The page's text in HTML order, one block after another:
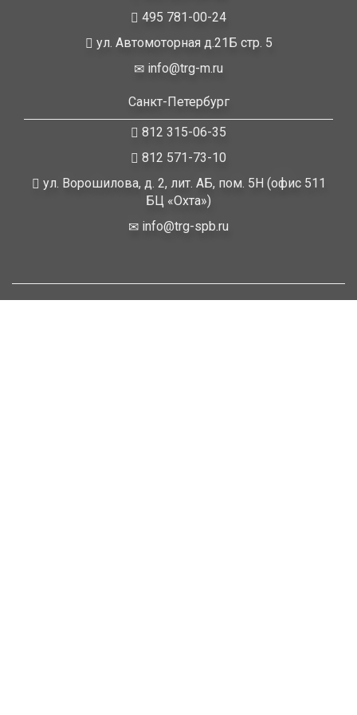
495 781-00-24
ул. Автомоторная д.21Б стр. 5
info@trg-m.ru
Санкт-Петербург
812 315-06-35
812 571-73-10
ул. Ворошилова, д. 2, лит. АБ, пом. 5Н (офис 511
БЦ «Охта»)
info@trg-spb.ru